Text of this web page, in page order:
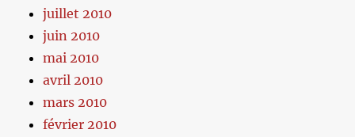
juillet 2010
juin 2010
mai 2010
avril 2010
mars 2010
février 2010